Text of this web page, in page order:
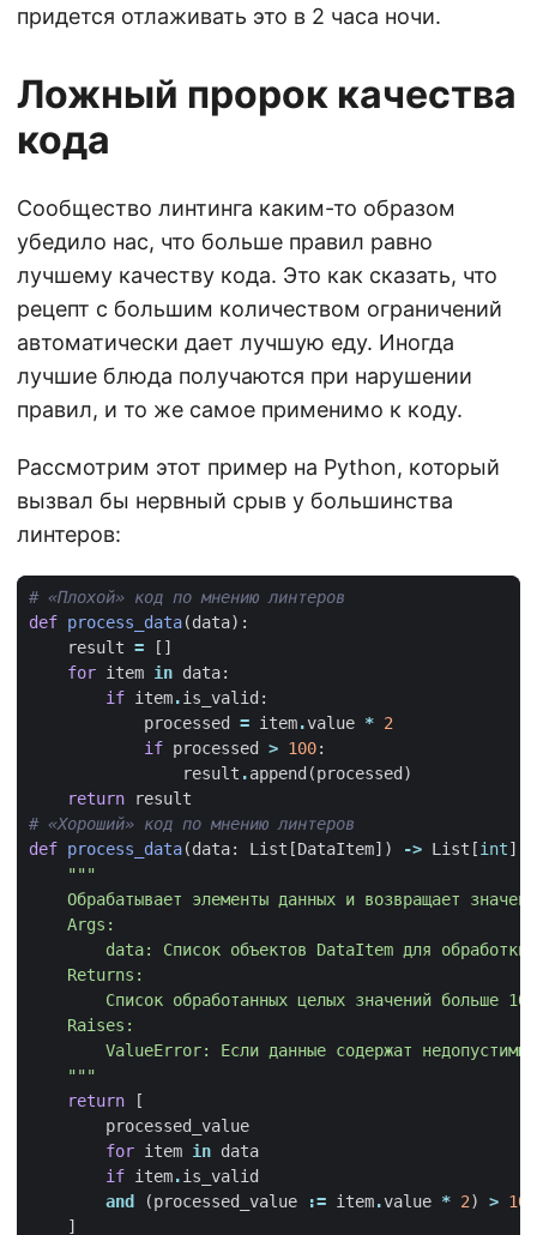
придется отлаживать это в 2 часа ночи.
Ложный пророк качества
кода
Сообщество линтинга каким-то образом
убедило нас, что больше правил равно
лучшему качеству кода. Это как сказать, что
рецепт с большим количеством ограничений
автоматически дает лучшую еду. Иногда
лучшие блюда получаются при нарушении
правил, и то же самое применимо к коду.
Рассмотрим этот пример на Python, который
вызвал бы нервный срыв у большинства
линтеров:
# «Плохой» код по мнению линтеров
def process_data(data):
result =
[]
for item in data:
if item.is_valid :
processed
= item.value * 2
if processed > 100:
result .append (processed )
return
result
# «Хороший» код по мнению линтеров
def process_data(data: List [DataItem]) -> List [int]:
    """
return
[
processed_value
for item in data
if item.is_valid
and
(processed_value := item.value * 2) > 100
]